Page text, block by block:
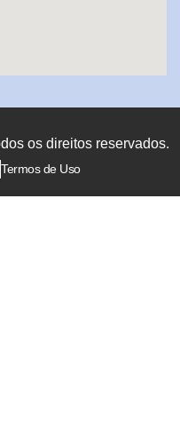
os direitos reservados.
Termos de Uso